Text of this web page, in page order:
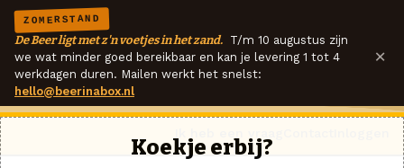
ZOMERSTAND
De Beer ligt met z'n voetjes in het zand. T/m 10 augustus zijn
we wat minder goed bereikbaar en kan je levering 1 tot 4
werkdagen duren. Mailen werkt het snelst:
hello@beerinabox.nl
×
Koekje erbij?